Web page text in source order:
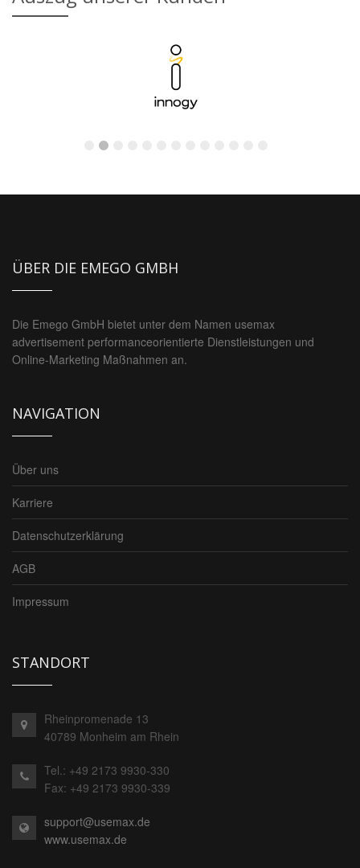
ÜBER DIE EMEGO GMBH
Die Emego GmbH bietet unter dem Namen usemax
advertisement performanceorientierte Dienstleistungen und
Online-Marketing Maßnahmen an.
NAVIGATION
Über uns
Karriere
Datenschutzerklärung
AGB
Impressum
STANDORT
Rheinpromenade 13
40789 Monheim am Rhein
Tel.: +49 2173 9930-330
Fax: +49 2173 9930-339
support@usemax.de
www.usemax.de